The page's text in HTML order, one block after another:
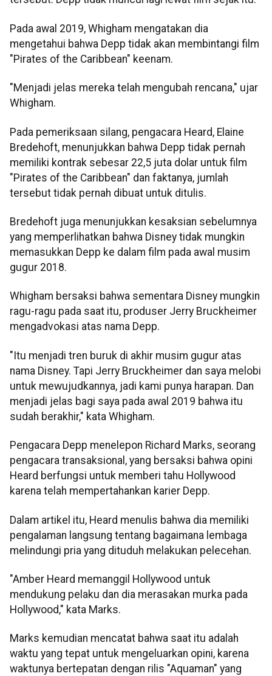
Pada awal 2019, Whigham mengatakan dia
mengetahui bahwa Depp tidak akan membintangi film
"Pirates of the Caribbean" keenam.
"Menjadi jelas mereka telah mengubah rencana," ujar
Whigham.
Pada pemeriksaan silang, pengacara Heard, Elaine
Bredehoft, menunjukkan bahwa Depp tidak pernah
memiliki kontrak sebesar 22,5 juta dolar untuk film
"Pirates of the Caribbean" dan faktanya, jumlah
tersebut tidak pernah dibuat untuk ditulis.
Bredehoft juga menunjukkan kesaksian sebelumnya
yang memperlihatkan bahwa Disney tidak mungkin
memasukkan Depp ke dalam film pada awal musim
gugur 2018.
Whigham bersaksi bahwa sementara Disney mungkin
ragu-ragu pada saat itu, produser Jerry Bruckheimer
mengadvokasi atas nama Depp.
"Itu menjadi tren buruk di akhir musim gugur atas
nama Disney. Tapi Jerry Bruckheimer dan saya melobi
untuk mewujudkannya, jadi kami punya harapan. Dan
menjadi jelas bagi saya pada awal 2019 bahwa itu
sudah berakhir," kata Whigham.
Pengacara Depp menelepon Richard Marks, seorang
pengacara transaksional, yang bersaksi bahwa opini
Heard berfungsi untuk memberi tahu Hollywood
karena telah mempertahankan karier Depp.
Dalam artikel itu, Heard menulis bahwa dia memiliki
pengalaman langsung tentang bagaimana lembaga
melindungi pria yang dituduh melakukan pelecehan.
"Amber Heard memanggil Hollywood untuk
mendukung pelaku dan dia merasakan murka pada
Hollywood," kata Marks.
Marks kemudian mencatat bahwa saat itu adalah
waktu yang tepat untuk mengeluarkan opini, karena
waktunya bertepatan dengan rilis "Aquaman" yang